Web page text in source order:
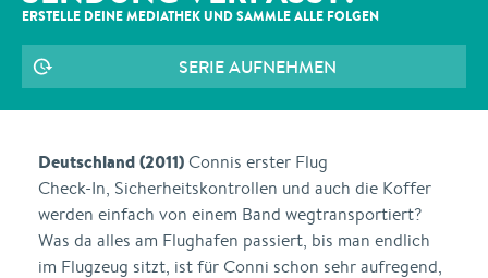
ERSTELLE DEINE MEDIATHEK UND SAMMLE ALLE FOLGEN
SERIE AUFNEHMEN
Deutschland (2011)Connis erster Flug
Check-In, Sicherheitskontrollen und auch die Koffer
werden einfach von einem Band wegtransportiert?
Was da alles am Flughafen passiert, bis man endlich
im Flugzeug sitzt, ist für Conni schon sehr aufregend,